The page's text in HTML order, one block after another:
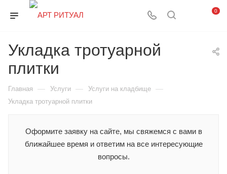
0
Укладка тротуарной
плитки
Главная — Услуги — Услуги на кладбище —
Укладка тротуарной плитки
Оформите заявку на сайте, мы свяжемся с вами в
ближайшее время и ответим на все интересующие
вопросы.